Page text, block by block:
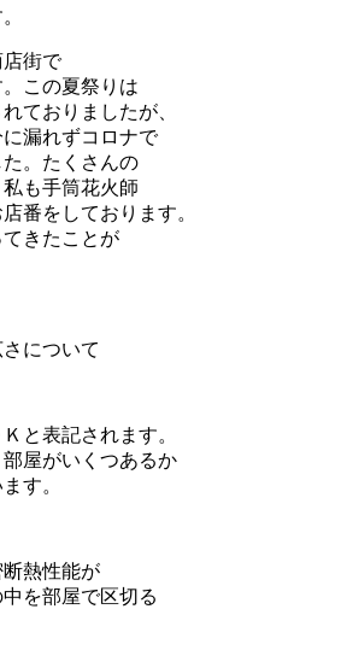
街で
この夏祭りは
ておりましたが、
漏れずコロナで
。たくさんの
も手筒花火師
番をしております。
きたことが
について
と表記されます。
屋がいくつあるか
す。
熱性能が
を部屋で区切る